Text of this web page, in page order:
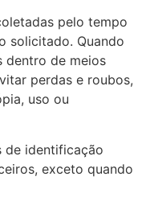
pelo tempo
solicitado. Quando
dentro de meios
perdas e roubos,
uso ou
de identificação
exceto quando